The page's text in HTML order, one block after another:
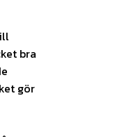
bra
gör